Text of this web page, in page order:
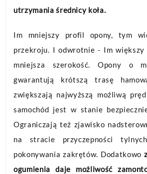
utrzymania średnicy koła.
Im mniejszy profil opony, tym
przekroju. I odwrotnie - Im
mniejsza szerokość. Opony o
gwarantują krótszą trasę
zwiększają najwyższą możliwą
samochód jest w stanie
Ograniczają też zjawisko
na stracie przyczepności
pokonywania zakrętów. Dodatkowo
ogumienia daje możliwość